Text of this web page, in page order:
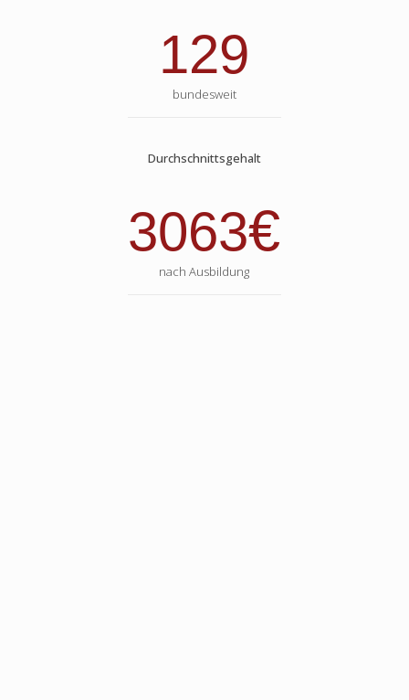
129
bundesweit
Durchschnittsgehalt
3063€
nach Ausbildung